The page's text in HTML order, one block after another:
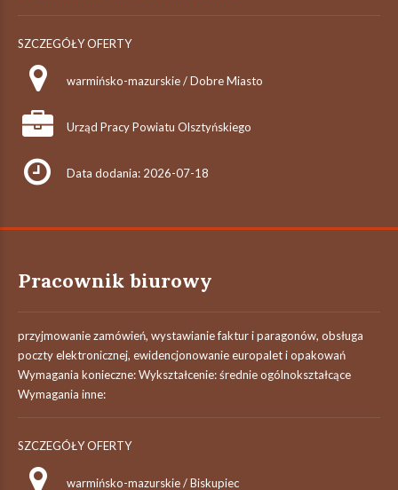
SZCZEGÓŁY OFERTY
warmińsko-mazurskie / Dobre Miasto
Urząd Pracy Powiatu Olsztyńskiego
Data dodania: 2026-07-18
Pracownik biurowy
przyjmowanie zamówień, wystawianie faktur i paragonów, obsługa
poczty elektronicznej, ewidencjonowanie europalet i opakowań
Wymagania konieczne: Wykształcenie: średnie ogólnokształcące
Wymagania inne:
SZCZEGÓŁY OFERTY
warmińsko-mazurskie / Biskupiec